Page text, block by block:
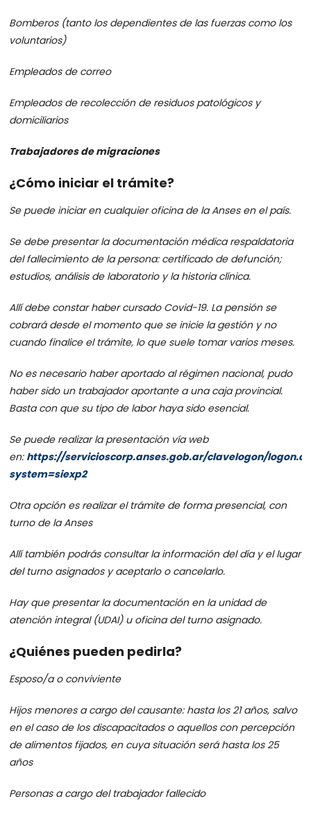
Bomberos (tanto los dependientes de las fuerzas como los
voluntarios)
Empleados de correo
Empleados de recolección de residuos patológicos y
domiciliarios
Trabajadores de migraciones
¿Cómo iniciar el trámite?
Se puede iniciar en cualquier oficina de la Anses en el país.
Se debe presentar la documentación médica respaldatoria
del fallecimiento de la persona: certificado de defunción;
estudios, análisis de laboratorio y la historia clínica.
Allí debe constar haber cursado Covid-19. La pensión se
cobrará desde el momento que se inicie la gestión y no
cuando finalice el trámite, lo que suele tomar varios meses.
No es necesario haber aportado al régimen nacional, pudo
haber sido un trabajador aportante a una caja provincial.
Basta con que su tipo de labor haya sido esencial.
Se puede realizar la presentación vía web
en: https://servicioscorp.anses.gob.ar/clavelogon/
system=siexp2
Otra opción es realizar el trámite de forma presencial, con
turno de la Anses
Allí también podrás consultar la información del día y el lugar
del turno asignados y aceptarlo o cancelarlo.
Hay que presentar la documentación en la unidad de
atención integral (UDAI) u oficina del turno asignado.
¿Quiénes pueden pedirla?
Esposo/a o conviviente
Hijos menores a cargo del causante: hasta los 21 años, salvo
en el caso de los discapacitados o aquellos con percepción
de alimentos fijados, en cuya situación será hasta los 25
años
Personas a cargo del trabajador fallecido